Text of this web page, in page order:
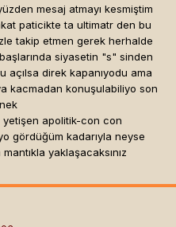
mesaj atmayı kesmiştim
paticikte ta ultimatr den bu
takip etmen gerek herhalde
siyasetin "s" sinden
direk kapanıyodu ama
kacmadan konuşulabiliyo son
yetişen apolitik-con con
gördüğüm kadarıyla neyse
yaklaşacaksınız